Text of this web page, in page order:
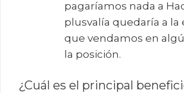
pagaríamos nada a
plusvalía quedaría a la
que vendamos en
la posición.
¿Cuál es el principal